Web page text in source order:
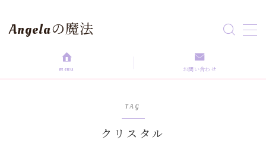
Angelaの魔法
menu お問い合わせ
TAG
クリスタル